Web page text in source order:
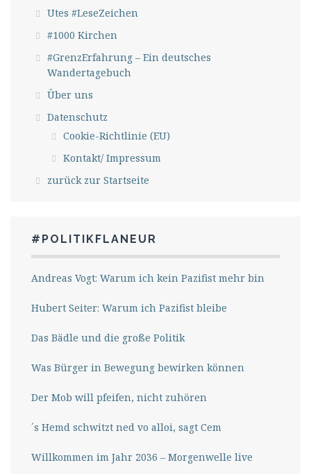
Utes #LeseZeichen
#1000 Kirchen
#GrenzErfahrung – Ein deutsches
Wandertagebuch
Über uns
Datenschutz
Cookie-Richtlinie (EU)
Kontakt/ Impressum
zurück zur Startseite
#POLITIKFLANEUR
Andreas Vogt: Warum ich kein Pazifist mehr bin
Hubert Seiter: Warum ich Pazifist bleibe
Das Bädle und die große Politik
Was Bürger in Bewegung bewirken können
Der Mob will pfeifen, nicht zuhören
´s Hemd schwitzt ned vo alloi, sagt Cem
Willkommen im Jahr 2036 – Morgenwelle live